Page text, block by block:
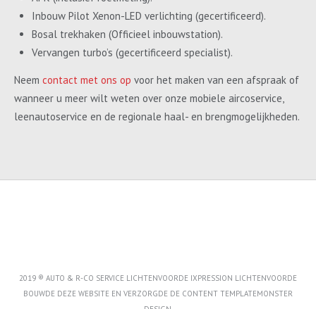
Inbouw Pilot Xenon-LED verlichting (gecertificeerd).
Bosal trekhaken (Officieel inbouwstation).
Vervangen turbo’s (gecertificeerd specialist).
Neem contact met ons op voor het maken van een afspraak of
wanneer u meer wilt weten over onze mobiele aircoservice,
leenautoservice en de regionale haal- en brengmogelijkheden.
2019 ® AUTO & R-CO SERVICE LICHTENVOORDE IXPRESSION LICHTENVOORDE
BOUWDE DEZE WEBSITE EN VERZORGDE DE CONTENT TEMPLATEMONSTER